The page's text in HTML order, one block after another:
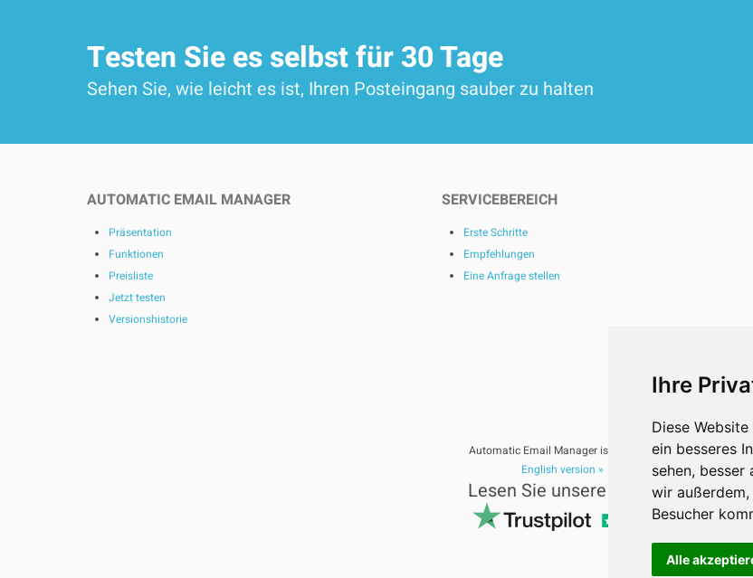
Ihre
Diese
ein besseres
sehen, besser
wir
Besucher
Alle
Testen Sie es selbst für 30 Tage
Sehen Sie, wie leicht es ist, Ihren Posteingang sauber zu halten
AUTOMATIC EMAIL MANAGER
Präsentation
Funktionen
Preisliste
Jetzt testen
Versionshistorie
SERVICEBEREICH
Erste Schritte
Empfehlungen
Eine Anfrage stellen
Automatic Email Manager ist ein Produkt von
English version »
French Version »
Lesen Sie unsere Bewertungen auf